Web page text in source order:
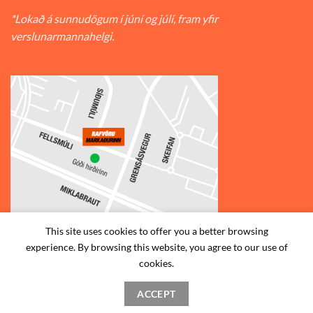
*Lokað á sunnudögum í júní og júlí, fram yfir
verslunarmannahelgi.
© 2026Rafvörumarkaðurinn v/Fellsmúla | Síðumúla 34, 108
Reykjavík | S: 585-2888 |
HAFA SAMBAND
This site uses cookies to offer you a better browsing
experience. By browsing this website, you agree to our use of
cookies.
ACCEPT